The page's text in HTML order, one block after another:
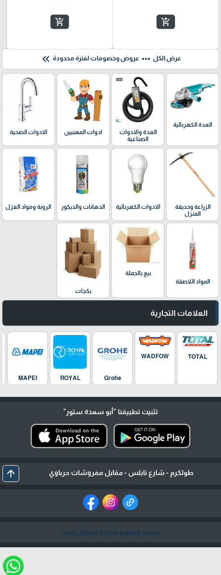
add_shopping_cart
add_shopping_cart
عرض الكل more_horiz عروض وخصومات لفترة محدودة keyboard_double_arrow_left
العدة الكهربائية
العدة والادوات
الصناعية
ادوات المهنيين الادوات الصحية
الزراعة وحديقة
المنزل
الادوات الكهربائية الدهانات والديكور الروبة ومواد العزل
المواد اللاصقة
بيع بالجملة
بكجات
العلامات التجارية
TOTAL
WADFOW
Grohe
ROYAL
MAPEI
تثبيت تطبيقنا "أبو سعدة ستور"
طولكرم - شارع نابلس - مقابل مفروشات حرباوي arrow_upward
برمجة وتطوير شركة ديجيتال لايف